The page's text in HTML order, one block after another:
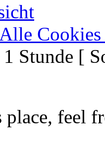
Alle Cookies
Stunde [
feel